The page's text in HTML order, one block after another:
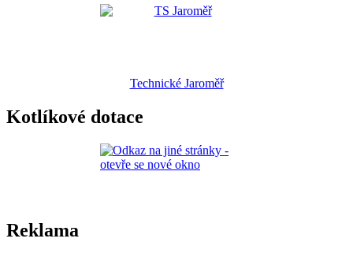
Technické Jaroměř
Kotlíkové dotace
Reklama